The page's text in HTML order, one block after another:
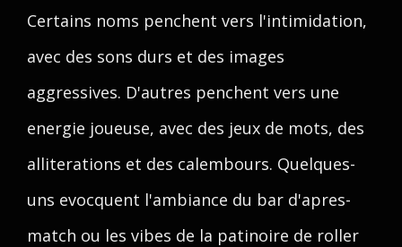
Certains noms penchent vers l'intimidation,
avec des sons durs et des images
aggressives. D'autres penchent vers une
energie joueuse, avec des jeux de mots, des
alliterations et des calembours. Quelques-
uns evocquent l'ambiance du bar d'apres-
match ou les vibes de la patinoire de roller